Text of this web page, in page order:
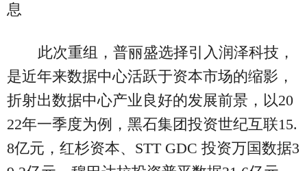
息
此次重组，普丽盛选择引入润泽科技，
是近年来数据中心活跃于资本市场的缩影，
折射出数据中心产业良好的发展前景，以20
22年一季度为例，黑石集团投资世纪互联15.
8亿元，红杉资本、STT GDC 投资万国数据3